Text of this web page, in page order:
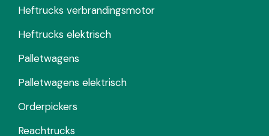
Heftrucks verbrandingsmotor
Heftrucks elektrisch
Palletwagens
Palletwagens elektrisch
Orderpickers
Reachtrucks